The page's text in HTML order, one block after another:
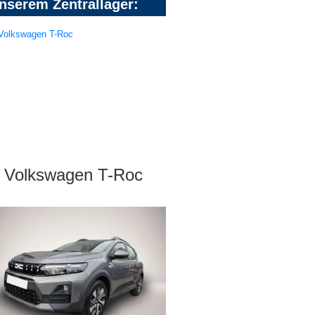
Zentrallager:
Volkswagen T-Roc